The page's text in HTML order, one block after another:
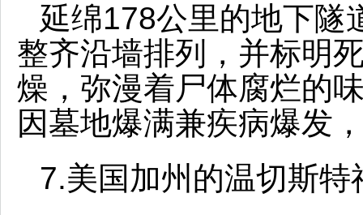
延绵178公里的地下隧
整齐沿墙排列，并标明
燥，弥漫着尸体腐烂的
因墓地爆满兼疾病爆发
7.美国加州的温切斯特